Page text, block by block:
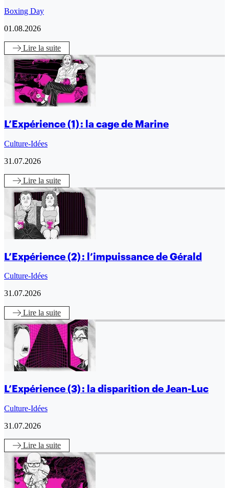
Boxing Day
01.08.2026
Lire la suite
L’Expérience (1) : la cage de Marine
Culture-Idées
31.07.2026
Lire la suite
L’Expérience (2) : l’impuissance de Gérald
Culture-Idées
31.07.2026
Lire la suite
L’Expérience (3) : la disparition de Jean-Luc
Culture-Idées
31.07.2026
Lire la suite